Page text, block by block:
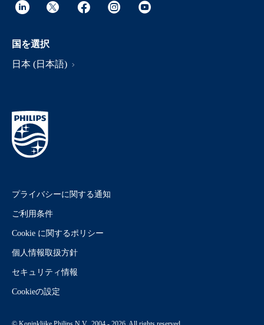
国を選択
日本 (日本語)
プライバシーに関する通知
ご利用条件
Cookie に関するポリシー
個人情報取扱方針
セキュリティ情報
Cookieの設定